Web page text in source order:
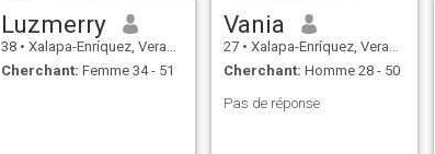
Luzmerry
38 • Xalapa-Enríquez, Veracruz, Mexique
Cherchant: Femme 34 - 51
Vania
27 • Xalapa-Enríquez, Veracruz, Mexique
Cherchant: Homme 28 - 50
Pas de réponse